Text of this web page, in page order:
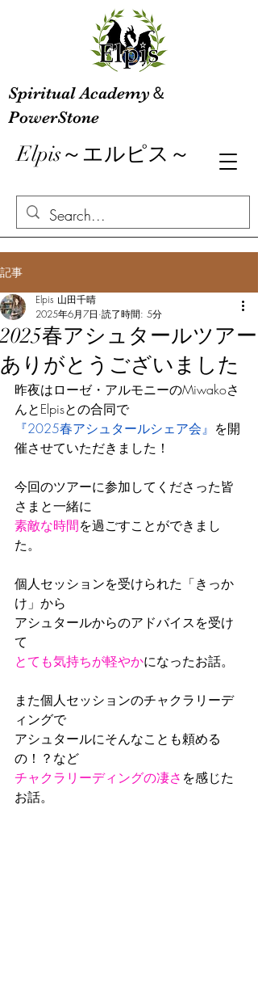
Elpis～エルピス～
Spiritual Academy＆
PowerStone
記事
2025春アシュタールツアー
ありがとうございました
Elpis 山田千晴
2025年6月7日 読了時間: 5分
昨夜はローゼ・アルモニーのMiwakoさ
んとElpisとの合同で
『2025春アシュタールシェア会』 を開
催させていただきました！
今回のツアーに参加してくださった皆
さまと一緒に
素敵な時間を過ごすことができまし
た。
個人セッションを受けられた「きっか
け」から
アシュタールからのアドバイスを受け
て
とても気持ちが軽やかになったお話。
また個人セッションのチャクラリーデ
ィングで
アシュタールにそんなことも頼める
の！？など
チャクラリーディングの凄さ を感じた
お話。